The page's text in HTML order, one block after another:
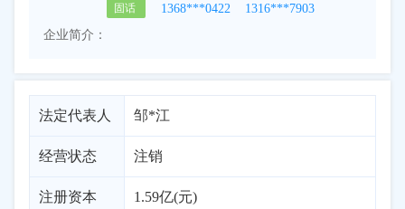
固话 1368***0422
1316***7903
企业简介：
法定代表人 邹*江
经营状态 注销
注册资本 1.59亿(元)